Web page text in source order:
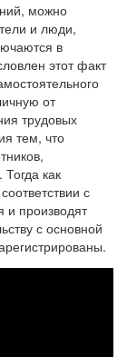
можно
и люди,
в
этот факт
от
трудовых
тем, что
как
с
и производят
с основной